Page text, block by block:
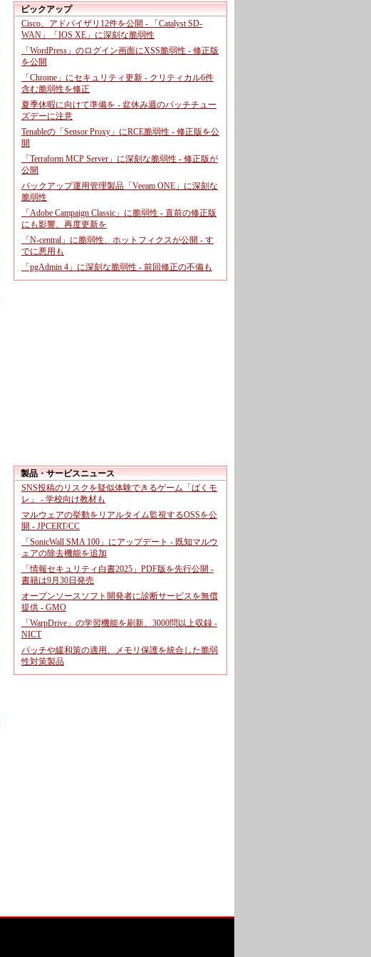
ピックアップ
Cisco、アドバイザリ12件を公開 - 「Catalyst SD-
WAN」「IOS XE」に深刻な脆弱性
「WordPress」のログイン画面にXSS脆弱性 - 修正版
を公開
「Chrome」にセキュリティ更新 - クリティカル6件
含む脆弱性を修正
夏季休暇に向けて準備を - 盆休み週のパッチチュー
ズデーに注意
Tenableの「Sensor Proxy」にRCE脆弱性 - 修正版を公
開
「Terraform MCP Server」に深刻な脆弱性 - 修正版が
公開
バックアップ運用管理製品「Veeam ONE」に深刻な
脆弱性
「Adobe Campaign Classic」に脆弱性 - 直前の修正版
にも影響、再度更新を
「N-central」に脆弱性、ホットフィクスが公開 - す
でに悪用も
「pgAdmin 4」に深刻な脆弱性 - 前回修正の不備も
製品・サービスニュース
SNS投稿のリスクを疑似体験できるゲーム「ばくモ
レ」 - 学校向け教材も
マルウェアの挙動をリアルタイム監視するOSSを公
開 - JPCERT/CC
「SonicWall SMA 100」にアップデート - 既知マルウ
ェアの除去機能を追加
「情報セキュリティ白書2025」PDF版を先行公開 -
書籍は9月30日発売
オープンソースソフト開発者に診断サービスを無償
提供 - GMO
「WarpDrive」の学習機能を刷新、3000問以上収録 -
NICT
パッチや緩和策の適用、メモリ保護を統合した脆弱
性対策製品